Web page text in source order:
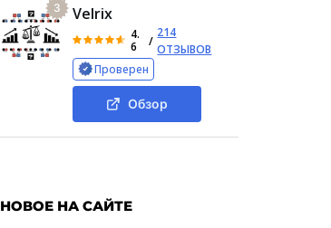
3 Velrix
4.
6
/
214
ОТЗЫВОВ
Проверен
Обзор
НОВОЕ НА САЙТЕ